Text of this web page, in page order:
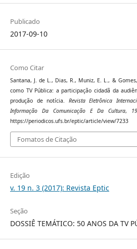
Publicado
2017-09-10
Como Citar
Santana, J. de L., Dias, R., Muniz, E. L., &
como TV Pública: a participação cidadã da
produção de notícia. Revista Eletrônica
Informação Da Comunicação E Da Cultura,
https://periodicos.ufs.br/eptic/article/view/7233
Fomatos de Citação
Edição
v. 19 n. 3 (2017): Revista Eptic
Seção
DOSSIÊ TEMÁTICO: 50 ANOS DA TV